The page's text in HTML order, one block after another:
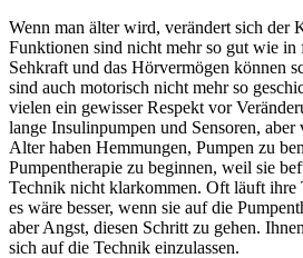
Wenn man älter wird, verändert sich der
Funktionen sind nicht mehr so gut wie in
Sehkraft und das Hörvermögen können
sind auch motorisch nicht mehr so
vielen ein gewisser Respekt vor
lange Insulinpumpen und Sensoren,
Alter haben Hemmungen, Pumpen zu
Pumpentherapie zu beginnen, weil sie
Technik nicht klarkommen. Oft läuft ihre
es wäre besser, wenn sie auf die
aber Angst, diesen Schritt zu gehen.
sich auf die Technik einzulassen.